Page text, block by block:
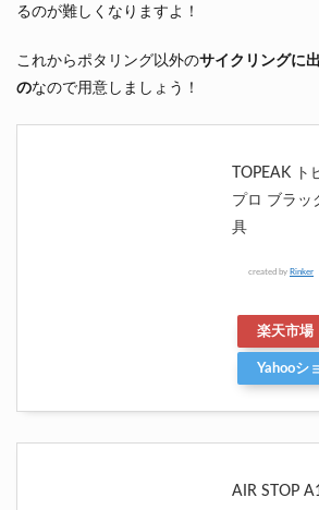
るのが難しくなりますよ！
これからポタリング以外のサイクリングに
のなので用意しましょう！
TOPEAK
プロ ブラッ
具
created by Rinker
楽天市場
Yahooシ
AIR STOP